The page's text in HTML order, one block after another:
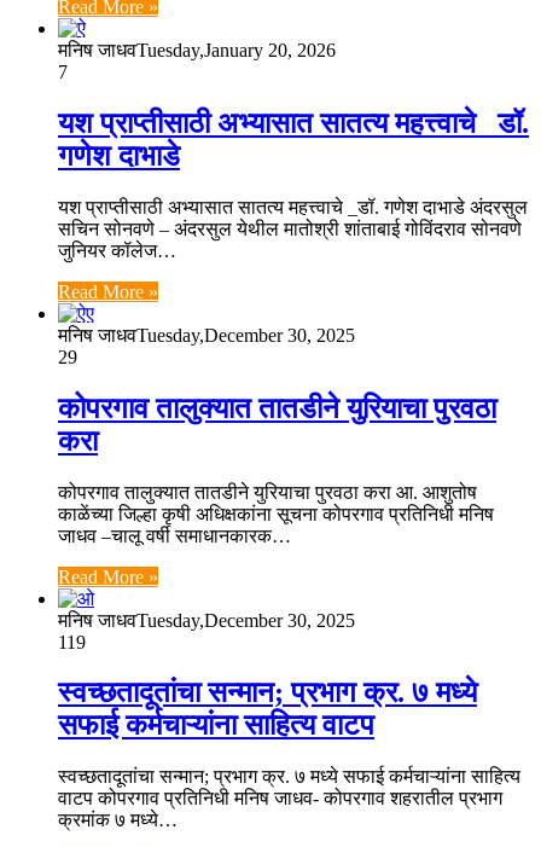
Read More »
मनिष जाधवTuesday,January 20, 2026
7
यश प्राप्तीसाठी अभ्यासात सातत्य महत्त्वाचे _डॉ.
गणेश दाभाडे
यश प्राप्तीसाठी अभ्यासात सातत्य महत्त्वाचे _डॉ. गणेश दाभाडे अंदरसुल
सचिन सोनवणे – अंदरसुल येथील मातोश्री शांताबाई गोविंदराव सोनवणे
जुनियर कॉलेज…
Read More »
मनिष जाधवTuesday,December 30, 2025
29
कोपरगाव तालुक्यात तातडीने युरियाचा पुरवठा
करा
कोपरगाव तालुक्यात तातडीने युरियाचा पुरवठा करा आ. आशुतोष
काळेंच्या जिल्हा कृषी अधिक्षकांना सूचना कोपरगाव प्रतिनिधी मनिष
जाधव –चालू वर्षी समाधानकारक…
Read More »
मनिष जाधवTuesday,December 30, 2025
119
स्वच्छतादूतांचा सन्मान; प्रभाग क्र. ७ मध्ये
सफाई कर्मचाऱ्यांना साहित्य वाटप
स्वच्छतादूतांचा सन्मान; प्रभाग क्र. ७ मध्ये सफाई कर्मचाऱ्यांना साहित्य
वाटप कोपरगाव प्रतिनिधी मनिष जाधव- कोपरगाव शहरातील प्रभाग
क्रमांक ७ मध्ये…